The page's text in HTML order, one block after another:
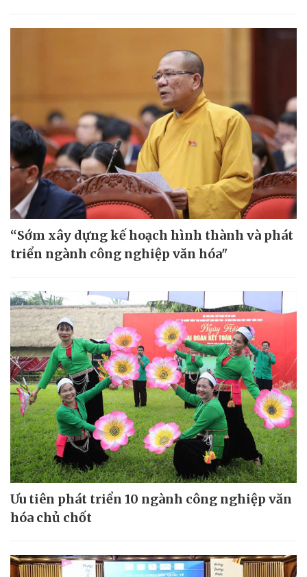
“Sớm xây dựng kế hoạch hình thành và phát
triển ngành công nghiệp văn hóa"
Ưu tiên phát triển 10 ngành công nghiệp văn
hóa chủ chốt